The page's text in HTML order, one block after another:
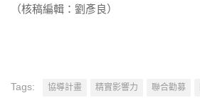
（核稿編輯：劉彥良）
Tags: 協導計畫 精實影響力 聯合勸募